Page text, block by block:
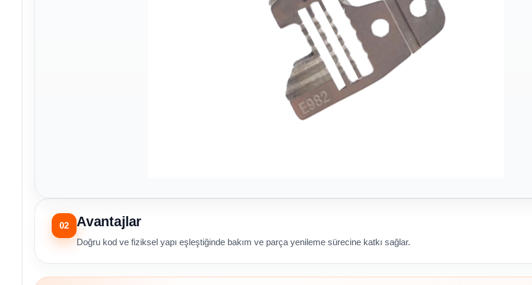
02 Avantajlar
Doğru kod ve fiziksel yapı eşleştiğinde bakım ve parça yenileme sürecine katkı sağlar.